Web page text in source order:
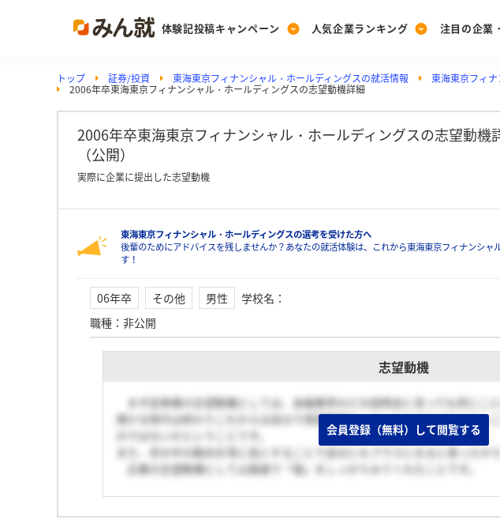
体験記投稿キャンペーン
Post
人気企業ランキング
Ranking
みんなのDX
投票する
注目の企業
PickUp
28卒 注目企
注目のIT・
動画で知ろう！業界・企業研究
トップ 証券/投資 東海東京フィナンシャル・ホールディングスの就活情報 東海東京フィ
2006年卒東海東京フィナンシャル・ホールディングスの志望動機詳細
2006年卒東海東京フィナンシャル・ホールディングスの志望動機
（公開）
実際に企業に提出した志望動機
東海東京フィナンシャル・ホールディングスの選考を受けた方へ
後輩のためにアドバイスを残しませんか？あなたの就活体験は、これから東海東京フィナンシ
す！
06年卒 その他 男性 学校名 ：
職種 ： 非公開
志望動機
まず証券業の志望動機としては、金融業界のどの説明会に言っても同じこ
預ける時代は終わりこれからは自分で資産管理をしていかなければならない
のではないかということです。
また、世の中の動向を常に気にすることで自分にもプラスになると思ったから
企業の志望動機としては面接で「個」をしっかりみてくれたことです。
会員登録（無料）して閲覧する